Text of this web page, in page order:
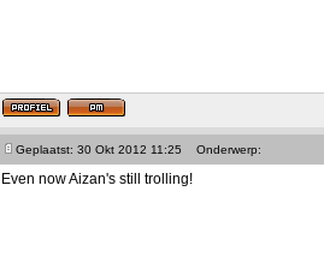
Geplaatst: 30 Okt 2012 11:25 Onderwerp:
Even now Aizan's still trolling!